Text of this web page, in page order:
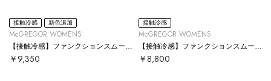
接触冷感 新色追加
McGREGOR WOMENS
￥9,350
接触冷感
McGREGOR WOMENS
￥8,800